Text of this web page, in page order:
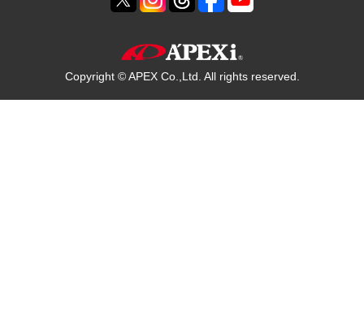
Copyright © APEX Co.,Ltd. All rights reserved.